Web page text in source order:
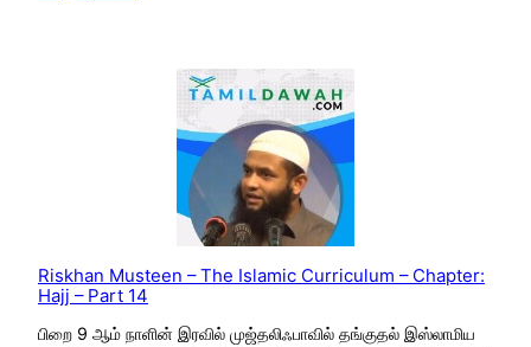
Riskhan Musteen – The Islamic Curriculum – Chapter:
Hajj – Part 14
பிறை 9 ஆம் நாளின் இரவில் முஜ்தலிஃபாவில் தங்குதல் இஸ்லாமிய